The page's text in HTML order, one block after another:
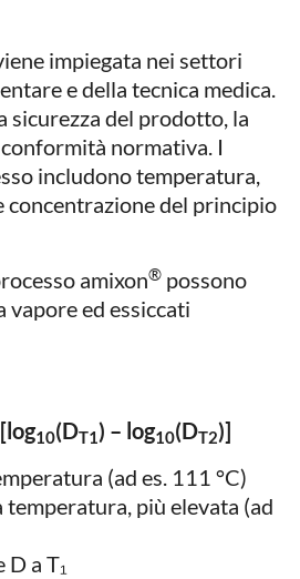
impiegata nei settori
e della tecnica medica.
sicurezza del prodotto, la
normativa. I
includono temperatura,
concentrazione del principio
amixon® possono
vapore ed essiccati
10(DT1) – log10(DT2)]
(ad es. 111 °C)
temperatura, più elevata (ad
D a T₁